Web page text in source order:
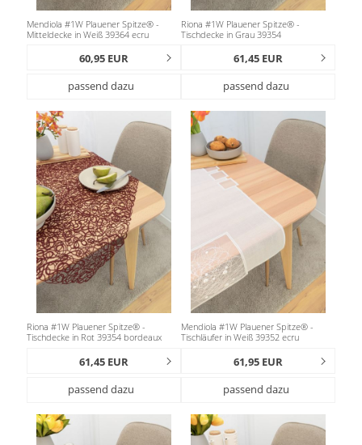
Mendiola #1W Plauener Spitze® -
Mitteldecke in Weiß 39364 ecru
60,95 EUR
passend dazu
Riona #1W Plauener Spitze® -
Tischdecke in Grau 39354
61,45 EUR
passend dazu
Riona #1W Plauener Spitze® -
Tischdecke in Rot 39354 bordeaux
61,45 EUR
passend dazu
Mendiola #1W Plauener Spitze® -
Tischläufer in Weiß 39352 ecru
61,95 EUR
passend dazu